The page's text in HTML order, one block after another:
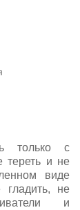
только с
тереть и не
виде
гладить, не
и